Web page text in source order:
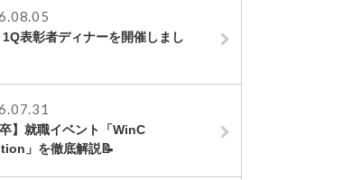
1Q表彰者ディナーを開催しまし
卒】就職イベント「WinC
」を徹底解説📝